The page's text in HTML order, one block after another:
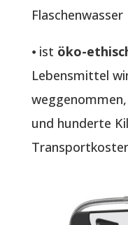
Flaschenwasser
⦁ ist öko-
Lebensmittel
und hunderte